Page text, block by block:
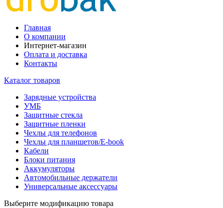
Главная
О компании
Интернет-магазин
Оплата и доставка
Контакты
Каталог товаров
Зарядные устройства
УМБ
Защитные стекла
Защитные пленки
Чехлы для телефонов
Чехлы для планшетов/E-book
Кабели
Блоки питания
Аккумуляторы
Автомобильные держатели
Универсальные аксессуары
Выберите модификацию товара